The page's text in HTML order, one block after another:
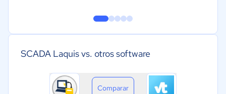
SCADA Laquis vs. otros software
Comparar